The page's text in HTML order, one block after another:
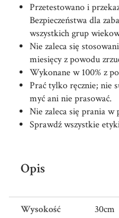
Przetestowano i
Bezpieczeństwa dla
wszystkich grup
Nie zaleca się
miesięcy z powodu
Wykonane w 100% z
Prać tylko ręcznie; nie
myć ani nie prasować.
Nie zaleca się prania w
Sprawdź wszystkie
Opis
Wysokość 30cm